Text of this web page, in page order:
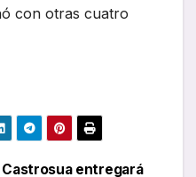
con otras cuatro
Castrosua entregará